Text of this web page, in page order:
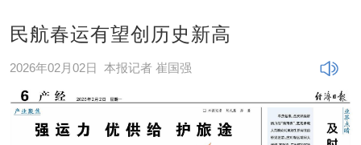
民航春运有望创历史新高
2026年02月02日 本报记者 崔国强